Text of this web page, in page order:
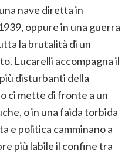
nave diretta in
oppure in una guerra
la brutalità di un
Lucarelli accompagna il
disturbanti della
ci mette di fronte a un
o in una faida torbida
e politica camminano a
più labile il confine tra